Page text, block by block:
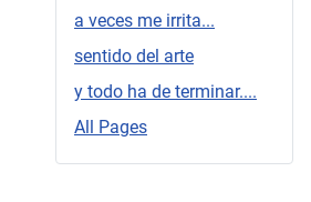
a veces me irrita...
sentido del arte
y todo ha de terminar....
All Pages